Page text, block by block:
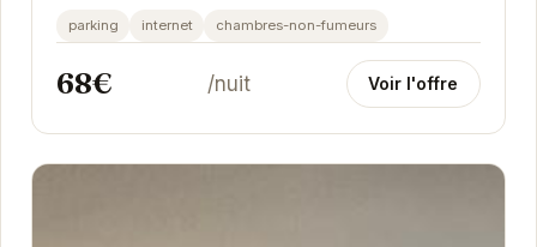
studio, pouvant accueillir jusqu'à 4...
parking internet chambres-non-fumeurs
68€ /nuit Voir l'offre